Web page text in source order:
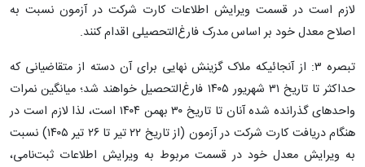
لازم است در قسمت ویرایش اطلاعات کارت شرکت در آزمون نسبت به
اصلاح معدل خود بر اساس مدرک فارغ‌التحصیلی اقدام کنند.
تبصره ۳: از آنجائیکه ملاک گزینش نهایی برای آن دسته از متقاضیانی که
حداکثر تا تاریخ ۳۱ شهریور ۱۴۰۵ فارغ‌التحصیل خواهند شد؛ میانگین نمرات
واحدهای گذرانده شده آنان تا تاریخ ۳۰ بهمن ۱۴۰۴ است، لذا لازم است در
هنگام دریافت کارت شرکت در آزمون (از تاریخ ۲۲ تیر تا ۲۶ تیر ۱۴۰۵) نسبت
به ویرایش معدل خود در قسمت مربوط به ویرایش اطلاعات ثبت‌نامی،